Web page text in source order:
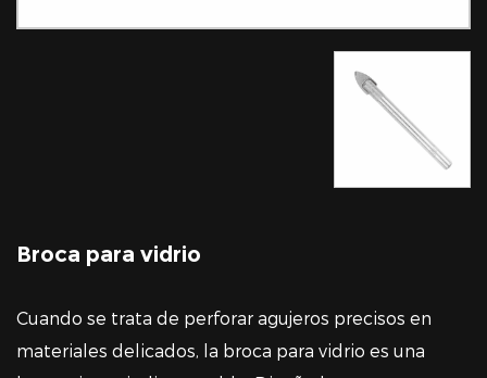
Broca para vidrio
Cuando se trata de perforar agujeros precisos en
materiales delicados, la broca para vidrio es una